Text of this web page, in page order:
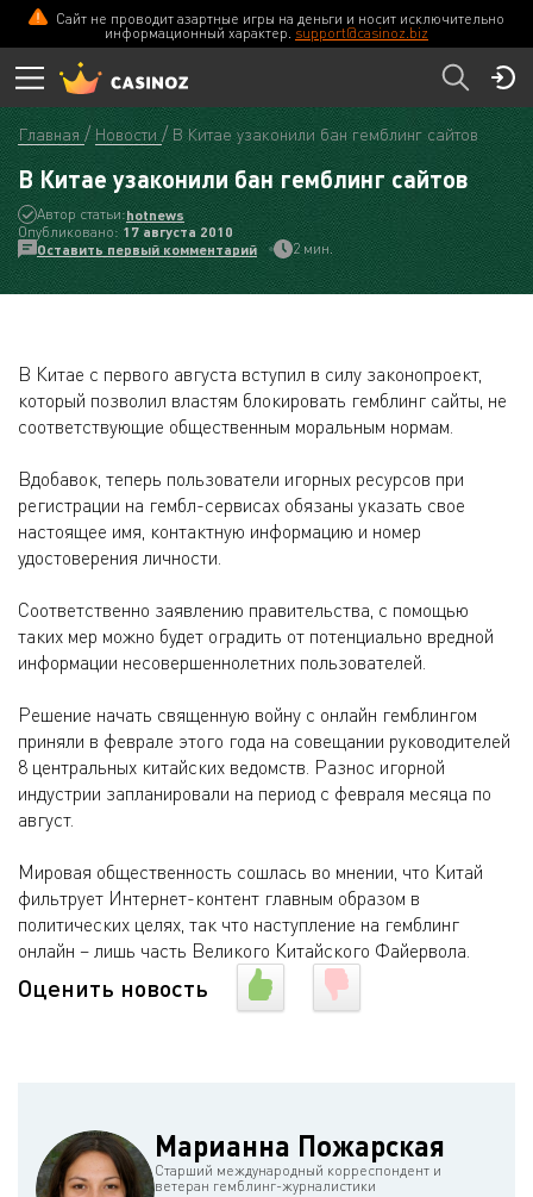
Сайт не проводит азартные игры на деньги и носит исключительно
информационный характер. support@casinoz.biz
Главная Новости В Китае узаконили бан гемблинг сайтов
В Китае узаконили бан гемблинг сайтов
Автор статьи:hotnews
Опубликовано:17 августа 2010
Оставить первый комментарий
2 мин.
В Китае с первого августа вступил в силу законопроект,
который позволил властям блокировать гемблинг сайты, не
соответствующие общественным моральным нормам.
Вдобавок, теперь пользователи игорных ресурсов при
регистрации на гембл-сервисах обязаны указать свое
настоящее имя, контактную информацию и номер
удостоверения личности.
Соответственно заявлению правительства, с помощью
таких мер можно будет оградить от потенциально вредной
информации несовершеннолетних пользователей.
Решение начать священную войну с онлайн гемблингом
приняли в феврале этого года на совещании руководителей
8 центральных китайских ведомств. Разнос игорной
индустрии запланировали на период с февраля месяца по
август.
Мировая общественность сошлась во мнении, что Китай
фильтрует Интернет-контент главным образом в
политических целях, так что наступление на гемблинг
онлайн – лишь часть Великого Китайского Файервола.
Оценить новость
Марианна Пожарская
Старший международный корреспондент и
ветеран гемблинг-журналистики